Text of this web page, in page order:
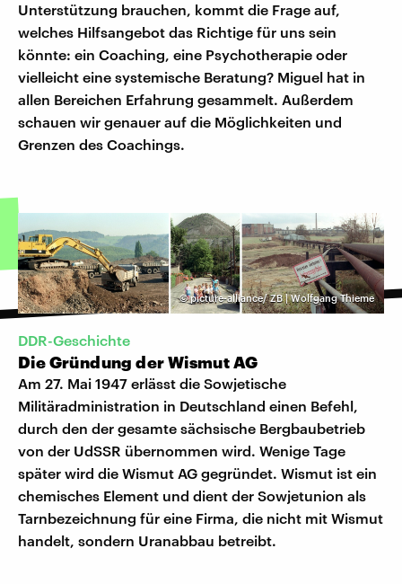
Unterstützung brauchen, kommt die Frage auf,
welches Hilfsangebot das Richtige für uns sein
könnte: ein Coaching, eine Psychotherapie oder
vielleicht eine systemische Beratung? Miguel hat in
allen Bereichen Erfahrung gesammelt. Außerdem
schauen wir genauer auf die Möglichkeiten und
Grenzen des Coachings.
©picture-alliance/ ZB | Wolfgang Thieme
DDR-Geschichte
Die Gründung der Wismut AG
Am 27. Mai 1947 erlässt die Sowjetische
Militäradministration in Deutschland einen Befehl,
durch den der gesamte sächsische Bergbaubetrieb
von der UdSSR übernommen wird. Wenige Tage
später wird die Wismut AG gegründet. Wismut ist ein
chemisches Element und dient der Sowjetunion als
Tarnbezeichnung für eine Firma, die nicht mit Wismut
handelt, sondern Uranabbau betreibt.